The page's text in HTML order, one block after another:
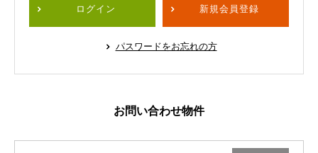
ログイン 新規会員登録
パスワードをお忘れの方
お問い合わせ物件